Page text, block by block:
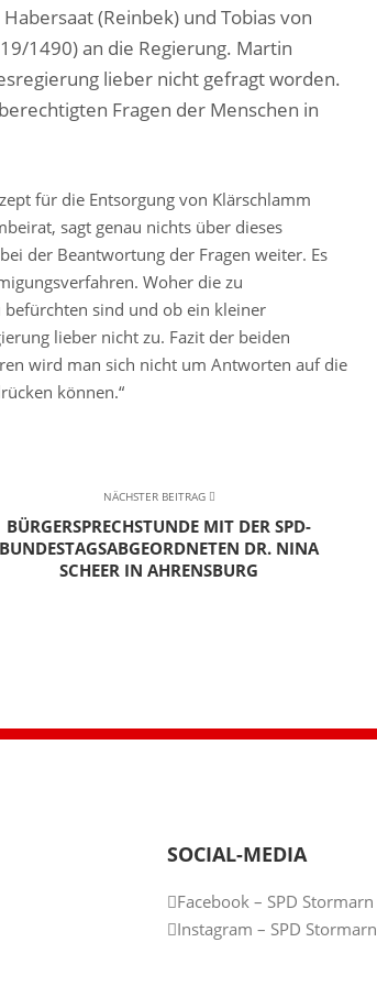
(Reinbek) und Tobias von
1490) an die Regierung. Martin
lieber nicht gefragt worden.
Fragen der Menschen in
für die Entsorgung von Klärschlamm
sagt genau nichts über dieses
der Beantwortung der Fragen weiter. Es
Woher die zu
sind und ob ein kleiner
lieber nicht zu. Fazit der beiden
wird man sich nicht um Antworten auf die
können.“
NÄCHSTER BEITRAG
BÜRGERSPRECHSTUNDE MIT DER SPD-
BUNDESTAGSABGEORDNETEN DR. NINA
SCHEER IN AHRENSBURG
SOCIAL-MEDIA
Facebook – SPD Stormarn
Instagram – SPD Stormarn